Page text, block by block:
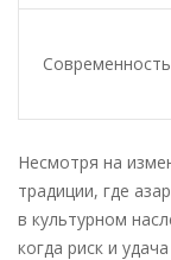
Современность
Несмотря на
традиции, где
в культурном
когда риск и